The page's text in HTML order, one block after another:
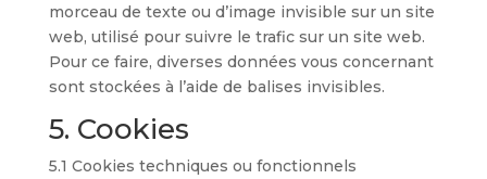
morceau de texte ou d’image invisible sur un site
web, utilisé pour suivre le trafic sur un site web.
Pour ce faire, diverses données vous concernant
sont stockées à l’aide de balises invisibles.
5. Cookies
5.1 Cookies techniques ou fonctionnels